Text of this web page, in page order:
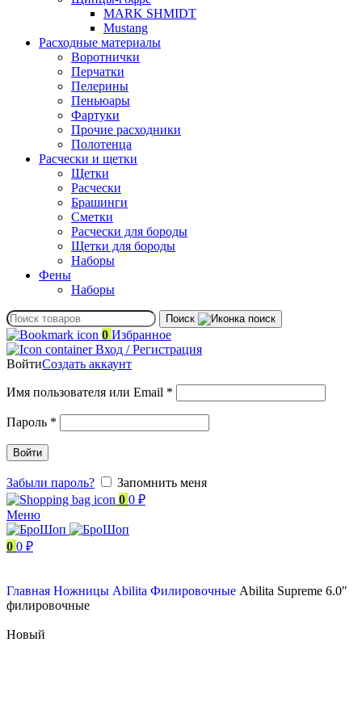
MARK SHMIDT
Mustang
Расходные материалы
Воротнички
Перчатки
Пелерины
Пеньюары
Фартуки
Прочие расходники
Полотенца
Расчески и щетки
Щетки
Расчески
Брашинги
Сметки
Расчески для бороды
Щетки для бороды
Наборы
Фены
Наборы
Поиск
0 Избранное
Вход / Регистрация
ВойтиСоздать аккаунт
Имя пользователя или Email *
Пароль *
Войти
Забыли пароль?
Запомнить меня
0 0 ₽
Меню
0 0 ₽
Главная Ножницы Abilita Филировочные Abilita Supreme 6.0″
филировочные
Новый